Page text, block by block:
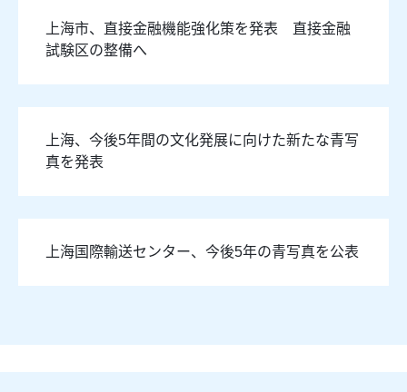
上海市、直接金融機能強化策を発表 直接金融
試験区の整備へ
上海、今後5年間の文化発展に向けた新たな青写
真を発表
上海国際輸送センター、今後5年の青写真を公表